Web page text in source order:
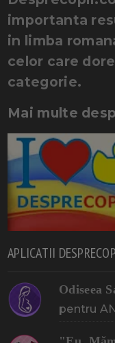
importanta
in limba
celor care
categorie.
Mai multe
APLICATII
Odiseea
pentru